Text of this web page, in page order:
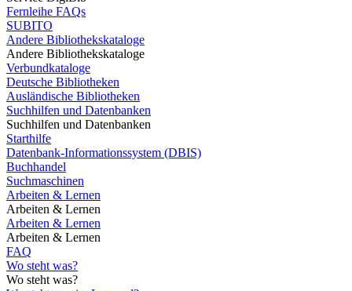
Fernleihe FAQs
SUBITO
Andere Bibliothekskataloge
Andere Bibliothekskataloge
Verbundkataloge
Deutsche Bibliotheken
Ausländische Bibliotheken
Suchhilfen und Datenbanken
Suchhilfen und Datenbanken
Starthilfe
Datenbank-Informationssystem (DBIS)
Buchhandel
Suchmaschinen
Arbeiten & Lernen
Arbeiten & Lernen
Arbeiten & Lernen
Arbeiten & Lernen
FAQ
Wo steht was?
Wo steht was?